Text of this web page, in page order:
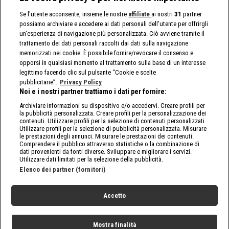
Se l'utente acconsente, insieme le nostre affiliate ai nostri31 partner
possiamo archiviare e accedere ai dati personali dell'utente per offrirgli
un'esperienza di navigazione più personalizzata. Ciò avviene tramite il
trattamento dei dati personali raccolti dai dati sulla navigazione
memorizzati nei cookie. È possibile fornire/revocare il consenso e
opporsi in qualsiasi momento al trattamento sulla base di un interesse
legittimo facendo clic sul pulsante “Cookie e scelte
pubblicitarie”. Privacy Policy
Noi e i nostri partner trattiamo i dati per fornire:
Archiviare informazioni su dispositivo e/o accedervi. Creare profili per
la pubblicità personalizzata. Creare profili per la personalizzazione dei
contenuti. Utilizzare profili per la selezione di contenuti personalizzati.
Utilizzare profili per la selezione di pubblicità personalizzata. Misurare
le prestazioni degli annunci. Misurare le prestazioni dei contenuti.
Comprendere il pubblico attraverso statistiche o la combinazione di
dati provenienti da fonti diverse. Sviluppare e migliorare i servizi.
Utilizzare dati limitati per la selezione della pubblicità.
Elenco dei partner (fornitori)
Accetto
Mostra finalità